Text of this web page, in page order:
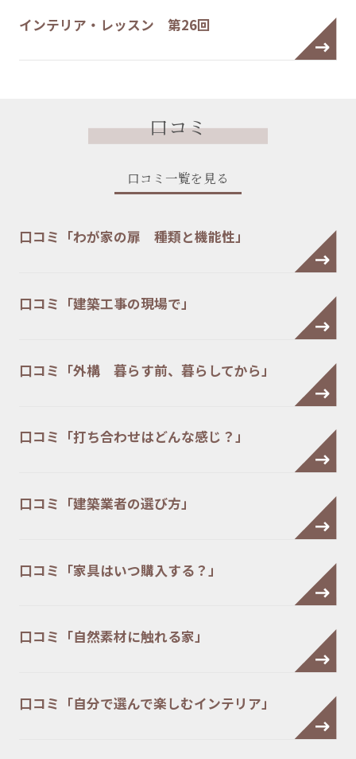
インテリア・レッスン 第26回
口コミ
口コミ一覧を見る
口コミ「わが家の扉 種類と機能性」
口コミ「建築工事の現場で」
口コミ「外構 暮らす前、暮らしてから」
口コミ「打ち合わせはどんな感じ？」
口コミ「建築業者の選び方」
口コミ「家具はいつ購入する？」
口コミ「自然素材に触れる家」
口コミ「自分で選んで楽しむインテリア」